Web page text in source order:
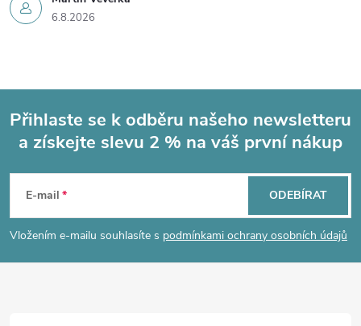
6.8.2026
p
Přihlaste se k odběru našeho newsletteru
a získejte slevu 2 % na váš první nákup
E-mail
Vložením e-mailu souhlasíte s podmínkami ochrany osobních údajů
ODEBÍRAT